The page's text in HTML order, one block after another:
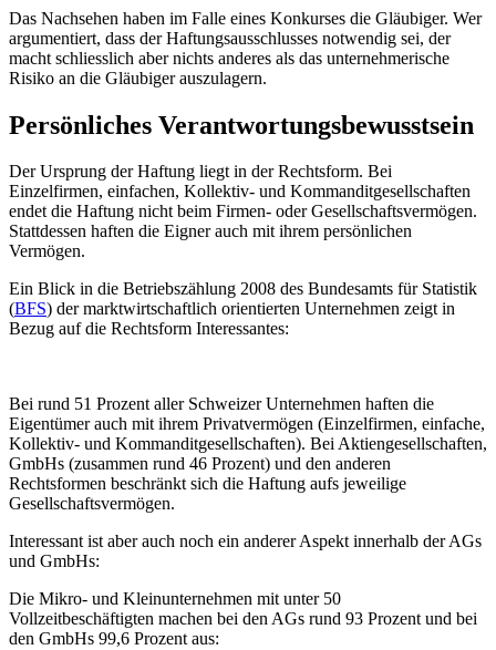
Das Nachsehen haben im Falle eines Konkurses die Gläubiger. Wer
argumentiert, dass der Haftungsausschlusses notwendig sei, der
macht schliesslich aber nichts anderes als das unternehmerische
Risiko an die Gläubiger auszulagern.
Persönliches Verantwortungsbewusstsein
Der Ursprung der Haftung liegt in der Rechtsform. Bei
Einzelfirmen, einfachen, Kollektiv- und Kommanditgesellschaften
endet die Haftung nicht beim Firmen- oder Gesellschaftsvermögen.
Stattdessen haften die Eigner auch mit ihrem persönlichen
Vermögen.
Ein Blick in die Betriebszählung 2008 des Bundesamts für Statistik
(BFS) der marktwirtschaftlich orientierten Unternehmen zeigt in
Bezug auf die Rechtsform Interessantes:
Bei rund 51 Prozent aller Schweizer Unternehmen haften die
Eigentümer auch mit ihrem Privatvermögen (Einzelfirmen, einfache,
Kollektiv- und Kommanditgesellschaften). Bei Aktiengesellschaften,
GmbHs (zusammen rund 46 Prozent) und den anderen
Rechtsformen beschränkt sich die Haftung aufs jeweilige
Gesellschaftsvermögen.
Interessant ist aber auch noch ein anderer Aspekt innerhalb der AGs
und GmbHs:
Die Mikro- und Kleinunternehmen mit unter 50
Vollzeitbeschäftigten machen bei den AGs rund 93 Prozent und bei
den GmbHs 99,6 Prozent aus: